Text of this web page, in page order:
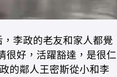
李政的老友和家人都覺
很好，活躍豁達，是很仁
政的鄰人王密斯從小和李